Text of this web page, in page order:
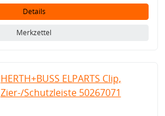
Details
Merkzettel
HERTH+BUSS ELPARTS Clip,
Zier-/Schutzleiste 50267071